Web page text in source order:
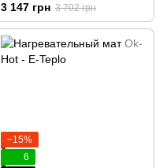
3 147 грн 3 702 грн
−15%
6